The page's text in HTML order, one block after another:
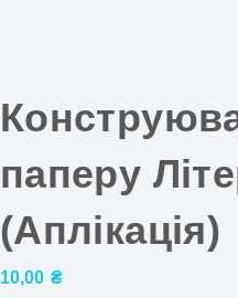
паперу
(Аплікація)
10,00 ₴